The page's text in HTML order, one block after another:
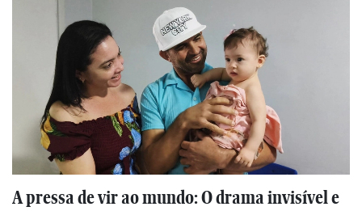
A pressa de vir ao mundo: O drama invisível e